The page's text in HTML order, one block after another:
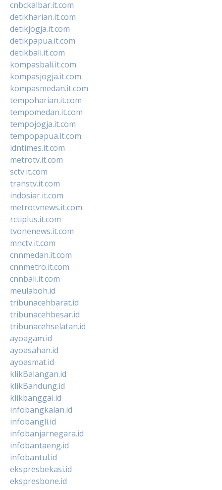
cnbckalbar.it.com
detikharian.it.com
detikjogja.it.com
detikpapua.it.com
detikbali.it.com
kompasbali.it.com
kompasjogja.it.com
kompasmedan.it.com
tempoharian.it.com
tempomedan.it.com
tempojogja.it.com
tempopapua.it.com
idntimes.it.com
metrotv.it.com
sctv.it.com
transtv.it.com
indosiar.it.com
metrotvnews.it.com
rctiplus.it.com
tvonenews.it.com
mnctv.it.com
cnnmedan.it.com
cnnmetro.it.com
cnnbali.it.com
meulaboh.id
tribunacehbarat.id
tribunacehbesar.id
tribunacehselatan.id
ayoagam.id
ayoasahan.id
ayoasmat.id
klikBalangan.id
klikBandung.id
klikbanggai.id
infobangkalan.id
infobangli.id
infobanjarnegara.id
infobantaeng.id
infobantul.id
ekspresbekasi.id
ekspresbone.id